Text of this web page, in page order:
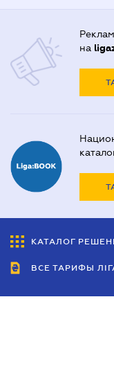
на
КАТАЛОГ
ВСЕ ТАРИФЫ